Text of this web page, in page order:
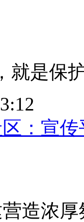
就是保
：宣
造浓